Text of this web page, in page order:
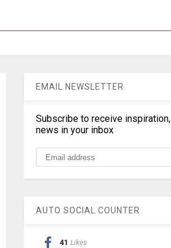
EMAIL NEWSLETTER
Subscribe to receive
news in your inbox
AUTO SOCIAL COUNTER
41 Likes